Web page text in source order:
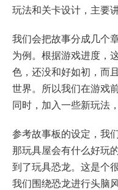
玩法和关卡设计，主要
我们会把故事分成几个
为例。根据游戏进度，
色，还没和好如初，而
世界。所以我们在游戏
同时，加入一些新玩法
参考故事板的设定，我
那玩具屋会有什么好玩
到了玩具恐龙。这是个
我们围绕恐龙进行头脑